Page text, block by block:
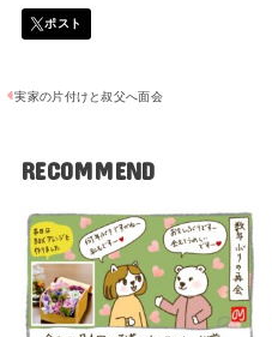
実家の片付けと叔父へ面会
RECOMMEND